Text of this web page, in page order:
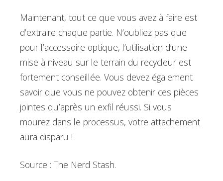
Maintenant, tout ce que vous avez à faire est
d’extraire chaque partie. N’oubliez pas que
pour l’accessoire optique, l’utilisation d’une
mise à niveau sur le terrain du recycleur est
fortement conseillée. Vous devez également
savoir que vous ne pouvez obtenir ces pièces
jointes qu’après un exfil réussi. Si vous
mourez dans le processus, votre attachement
aura disparu !
Source : The Nerd Stash.